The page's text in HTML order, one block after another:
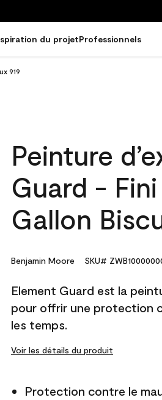
du projetProfessionnels
919
Peinture
Guard -
Gallon
Benjamin Moore SKU#
Element Guard est la
pour offrir une protection
les temps.
Voir les détails du produit
Protection contre le